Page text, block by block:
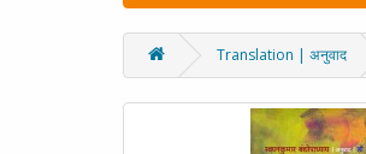
Translation | अनुवाद